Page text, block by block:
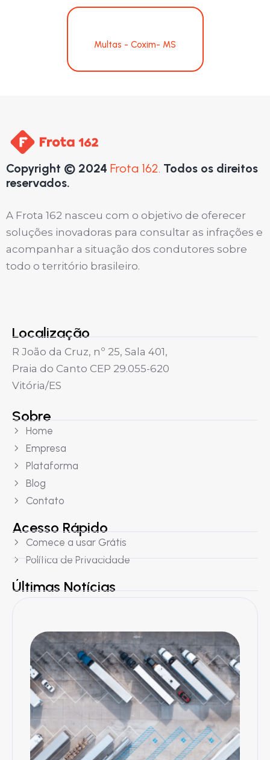
Multas - Coxim- MS
Copyright © 2024 Frota 162. Todos os direitos
reservados.
A Frota 162 nasceu com o objetivo de oferecer
soluções inovadoras para consultar as infrações e
acompanhar a situação dos condutores sobre
todo o território brasileiro.
Localização
R João da Cruz, nº 25, Sala 401,
Praia do Canto CEP 29.055-620
Vitória/ES
Sobre
Home
Empresa
Plataforma
Blog
Contato
Acesso Rápido
Comece a usar Grátis
Política de Privacidade
Últimas Notícias